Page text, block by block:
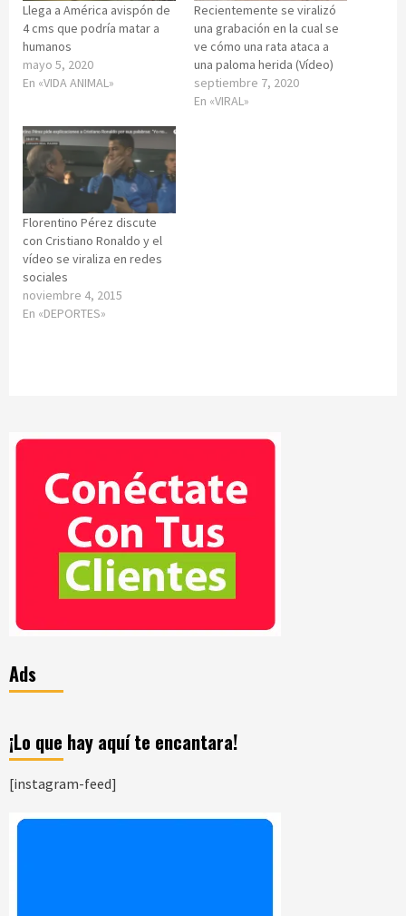
Llega a América avispón de
4 cms que podría matar a
humanos
mayo 5, 2020
En «VIDA ANIMAL»
Recientemente se viralizó
una grabación en la cual se
ve cómo una rata ataca a
una paloma herida (Vídeo)
septiembre 7, 2020
En «VIRAL»
Florentino Pérez discute
con Cristiano Ronaldo y el
vídeo se viraliza en redes
sociales
noviembre 4, 2015
En «DEPORTES»
Ads
¡Lo que hay aquí te encantara!
[instagram-feed]